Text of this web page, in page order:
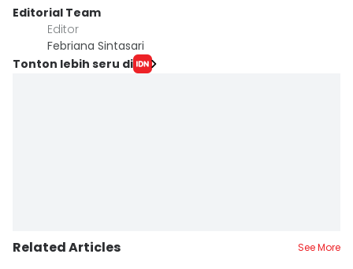
Editorial Team
Editor
Febriana Sintasari
Tonton lebih seru di
Related Articles See More